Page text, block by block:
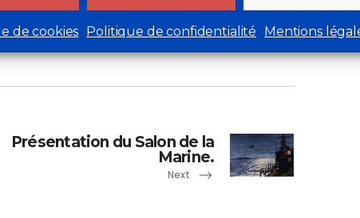
de cookies Politique de confidentialité Mentions
2 Likes
Présentation du Salon de la
Marine.
Next